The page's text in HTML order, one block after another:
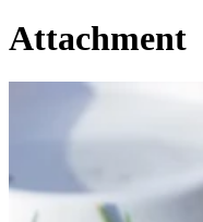
Attachment